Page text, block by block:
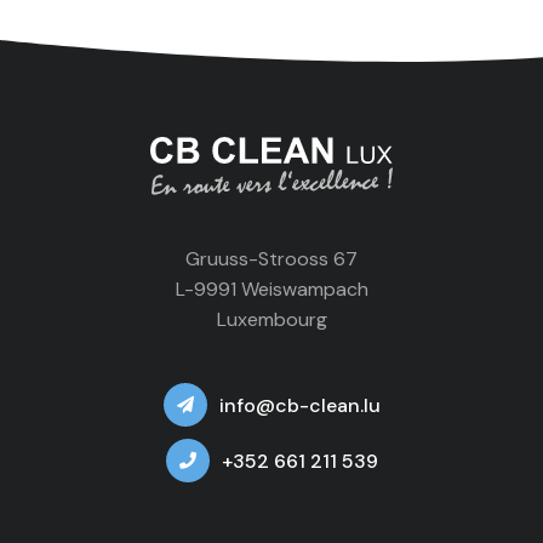
Gruuss-Strooss 67
L-9991 Weiswampach
Luxembourg
info@cb-clean.lu
+352 661 211 539